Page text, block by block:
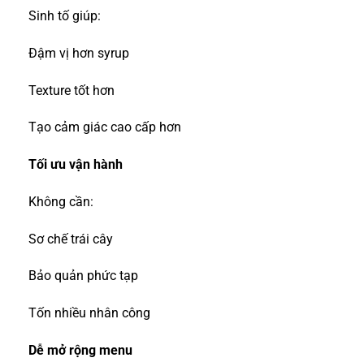
Sinh tố giúp:
Đậm vị hơn syrup
Texture tốt hơn
Tạo cảm giác cao cấp hơn
Tối ưu vận hành
Không cần:
Sơ chế trái cây
Bảo quản phức tạp
Tốn nhiều nhân công
Dễ mở rộng menu